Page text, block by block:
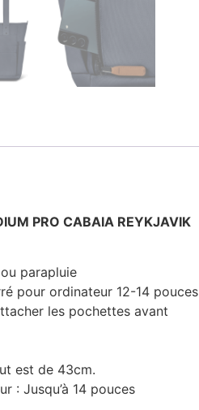
PRO CABAIA REYKJAVIK
parapluie
pour ordinateur 12-14 pouces
les pochettes avant
est de 43cm.
: Jusqu’à 14 pouces